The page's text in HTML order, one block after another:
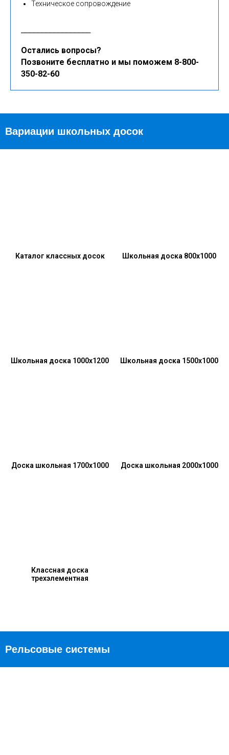
Техническое сопровождение
Остались вопросы?
Позвоните бесплатно и мы поможем 8-800-
350-82-60
Вариации школьных досок
Каталог классных досок Школьная доска 800x1000
Школьная доска 1000x1200 Школьная доска 1500x1000
Доска школьная 1700x1000 Доска школьная 2000x1000
Классная доска
трехэлементная
Рельсовые системы